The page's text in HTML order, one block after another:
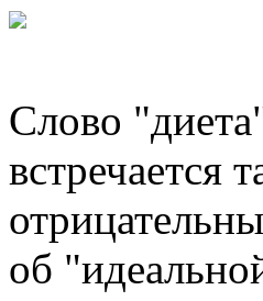
Слово
встречается
об